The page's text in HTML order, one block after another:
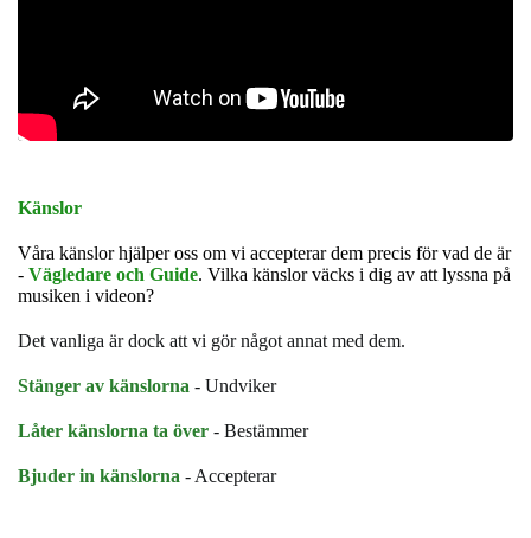
Känslor
Våra känslor hjälper oss om vi accepterar dem precis för vad de är
- Vägledare och Guide. Vilka känslor väcks i dig av att lyssna på
musiken i videon?
Det vanliga är dock att vi gör något annat med dem.
Stänger av känslorna - Undviker
Låter känslorna ta över - Bestämmer
Bjuder in känslorna - Accepterar